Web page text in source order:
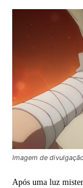
Imagem de divulgação
Após uma luz